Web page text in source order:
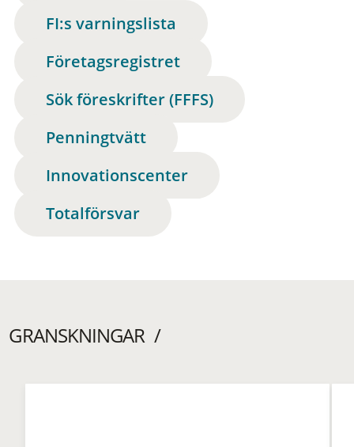
FI:s varningslista
Företagsregistret
Sök föreskrifter (FFFS)
Penningtvätt
Innovationscenter
Totalförsvar
GRANSKNINGAR